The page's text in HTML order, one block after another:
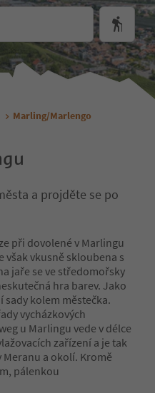
Marling/Marlengo
a projděte se po
při dovolené v Marlingu
však vkusně skloubena s
jaře se ve středomořsky
hra barev. Jako
kolem městečka.
vycházkových
u Marlingu vede v délce
zařízení a je tak
a okolí. Kromě
pálenkou